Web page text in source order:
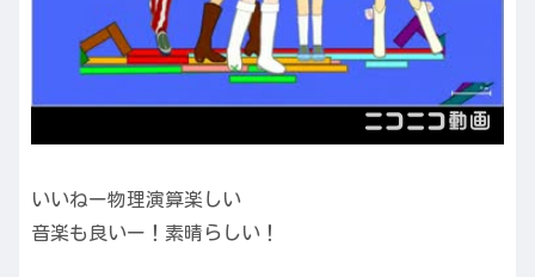
いいねー物理演算楽しい
音楽も良いー！素晴らしい！